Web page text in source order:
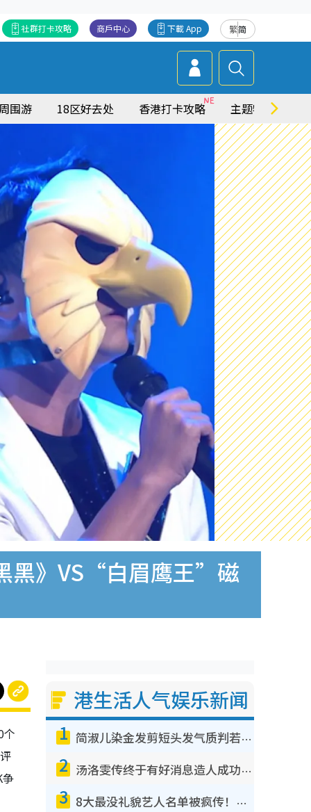
繁简
下載 App
商戶中心
社群打卡攻略
围游 18区好去处 香港打卡攻略 主题特集
黑》VS“白眉鹰王”磁
个
港生活人气娱乐新闻
1 简淑儿染金发剪短头发气质判若两人！吓坏老公麦大力都认不出：“你做什么？”
2 汤洛雯传终于有好消息造人成功！两大细节曝孕味极浓引猜测：大肚婆先会咁！
3 8大最没礼貌艺人名单被疯传！网友揭发明星真面目，一致数落这一位是无品天花板？